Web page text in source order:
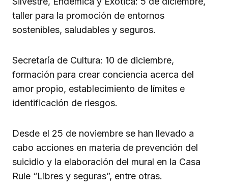
taller para la promoción de entornos
sostenibles, saludables y seguros.
Secretaría de Cultura: 10 de diciembre,
formación para crear conciencia acerca del
amor propio, establecimiento de límites e
identificación de riesgos.
Desde el 25 de noviembre se han llevado a
cabo acciones en materia de prevención del
suicidio y la elaboración del mural en la Casa
Rule “Libres y seguras”, entre otras.